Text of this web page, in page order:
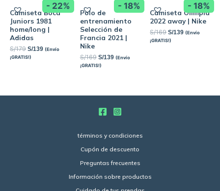
- 22%
Camiseta Boca
Juniors 1981
home/long |
Adidas
S/179 S/139 (Envío
¡GRATIS!)
- 18%
Polo de
entrenamiento
Selección de
Francia 2021 |
Nike
S/169 S/139 (Envío
¡GRATIS!)
- 18%
Camiseta Olimpia
2022 away | Nike
S/169 S/139 (Envío
¡GRATIS!)
términos y condiciones
Cupón de descuento
Preguntas frecuentes
Información sobre productos